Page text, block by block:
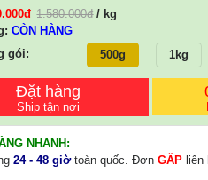
Đ 1.580.000đ / kg
CÒN HÀNG
gói:
500g 1kg
Đặt hàng
Ship tận nơi
NHANH:
24 - 48 giờtoàn quốc. ĐơnGẤP liên